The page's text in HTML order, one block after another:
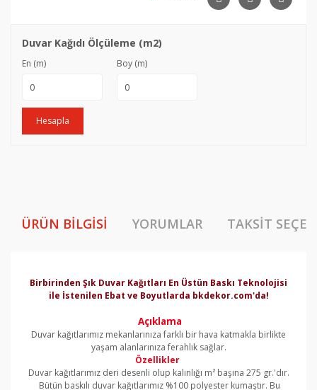
Duvar Kağıdı Ölçüleme (m2)
En (m) Boy (m)
Hesapla
ÜRÜN BILGISI YORUMLAR TAKSIT
Birbirinden Şık Duvar Kağıtları En Üstün Baskı Teknolojisi
ile İstenilen Ebat ve Boyutlarda bkdekor.com'da!
Açıklama
Duvar kağıtlarımız mekanlarınıza farklı bir hava katmakla birlikte
yaşam alanlarınıza ferahlık sağlar.
Özellikler
Duvar kağıtlarımız deri desenli olup kalınlığı m² başına 275 gr.'dır.
Bütün baskılı duvar kağıtlarımız %100 polyester kumaştır. Bu